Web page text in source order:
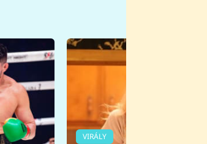
VIRÁLY